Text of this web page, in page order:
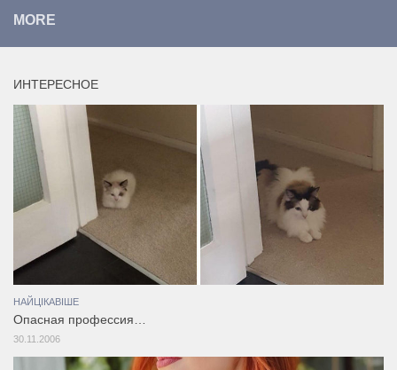
MORE
ИНТЕРЕСНОЕ
НАЙЦІКАВІШЕ
Опасная профессия…
30.11.2006